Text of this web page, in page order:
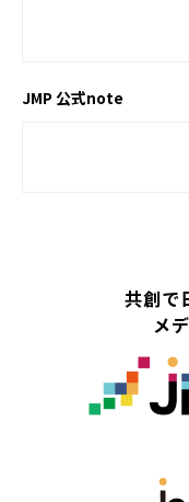
JMP 公式note
共創で
メ